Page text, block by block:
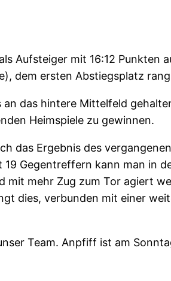
Aufsteiger mit 16:12
dem ersten Abstiegsplatz
an das hintere Mittelfeld
Heimspiele zu gewinnen.
das Ergebnis des
19 Gegentreffern kann man in
mit mehr Zug zum Tor agiert
dies, verbunden mit einer
Team. Anpfiff ist am